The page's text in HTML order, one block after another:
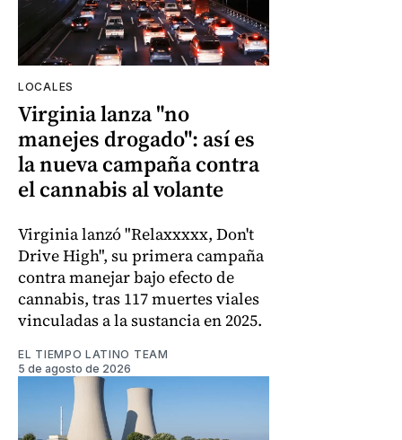
LOCALES
Virginia lanza "no
manejes drogado": así es
la nueva campaña contra
el cannabis al volante
Virginia lanzó "Relaxxxxx, Don't
Drive High", su primera campaña
contra manejar bajo efecto de
cannabis, tras 117 muertes viales
vinculadas a la sustancia en 2025.
EL TIEMPO LATINO TEAM
5 de agosto de 2026